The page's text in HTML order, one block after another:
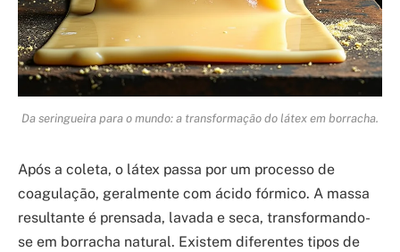
Da seringueira para o mundo: a transformação do látex em borracha.
Após a coleta, o látex passa por um processo de
coagulação, geralmente com ácido fórmico. A massa
resultante é prensada, lavada e seca, transformando-
se em borracha natural. Existem diferentes tipos de